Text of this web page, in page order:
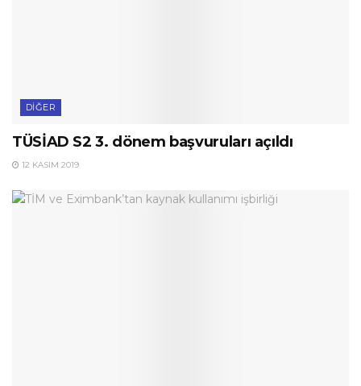
DIĞER
TÜSİAD S2 3. dönem başvuruları açıldı
12 KASIM 2019